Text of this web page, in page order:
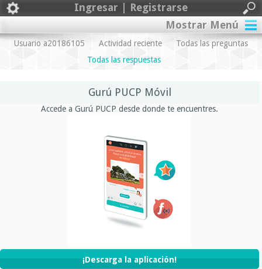
Ingresar | Registrarse
Mostrar Menú
Usuario a20186105 Actividad reciente
Todas las preguntas
Todas las respuestas
Gurú PUCP Móvil
Accede a Gurú PUCP desde donde te encuentres.
¡Descarga la aplicación!